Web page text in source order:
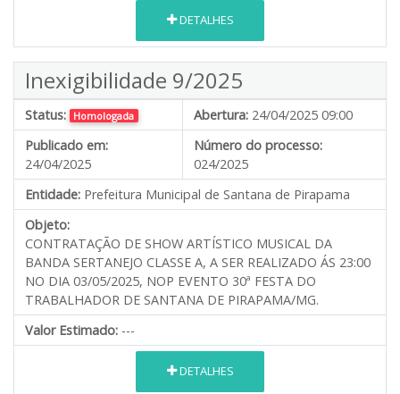
DETALHES
Inexigibilidade 9/2025
Status: Homologada Abertura: 24/04/2025 09:00
Publicado em:
24/04/2025
Número do processo:
024/2025
Entidade: Prefeitura Municipal de Santana de Pirapama
Objeto:
CONTRATAÇÃO DE SHOW ARTÍSTICO MUSICAL DA
BANDA SERTANEJO CLASSE A, A SER REALIZADO ÁS 23:00
NO DIA 03/05/2025, NOP EVENTO 30ª FESTA DO
TRABALHADOR DE SANTANA DE PIRAPAMA/MG.
Valor Estimado: ---
DETALHES